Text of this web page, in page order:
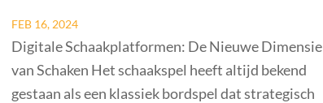
Posted
on
FEB 16, 2024
Digitale Schaakplatformen: De Nieuwe Dimensie
van Schaken Het schaakspel heeft altijd bekend
gestaan als een klassiek bordspel dat strategisch